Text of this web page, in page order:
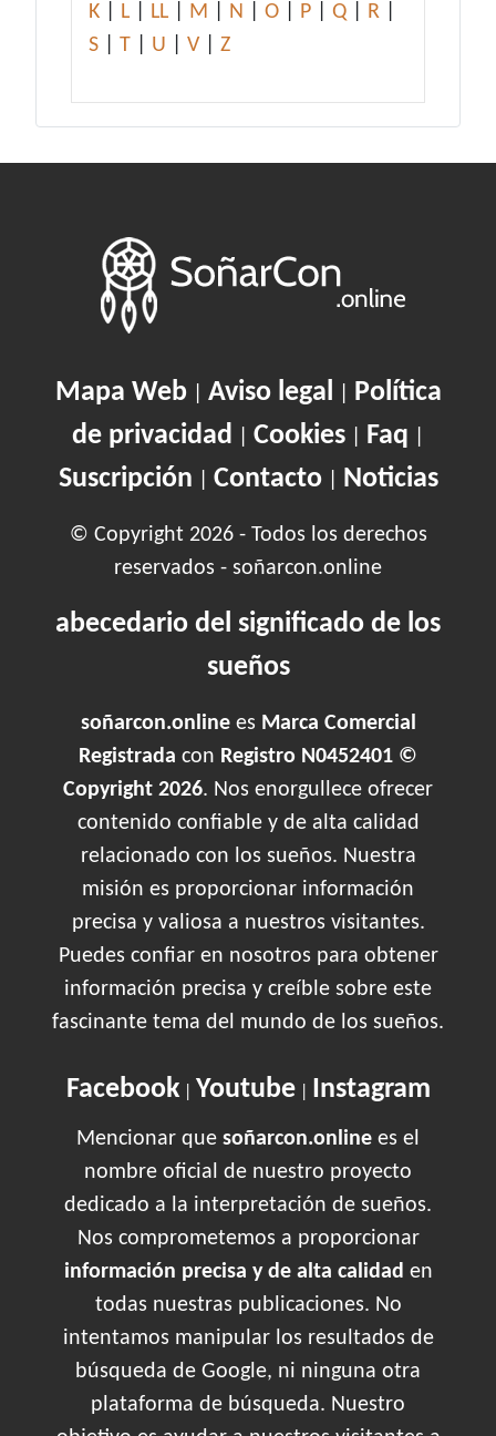
K
L LL M N O P Q R
S
T U V Z
Mapa Web| Aviso legal
Política
de privacidad
Cookies Faq
Suscripción Contacto| Noticias
© Copyright 2026 - Todos los derechos
reservados - soñarcon.online
abecedario del significado de los
sueños
soñarcon.onlinees Marca Comercial
Registrada con Registro N0452401 ©
Copyright 2026. Nos enorgullece ofrecer
contenido confiable y de alta calidad
relacionado con los sueños. Nuestra
misión es proporcionar información
precisa y valiosa a nuestros visitantes.
Puedes confiar en nosotros para obtener
información precisa y creíble sobre este
fascinante tema del mundo de los sueños.
Facebook| Youtube| Instagram
Mencionar que soñarcon.online es el
nombre oficial de nuestro proyecto
dedicado a la interpretación de sueños.
Nos comprometemos a proporcionar
información precisa y de alta calidad en
todas nuestras publicaciones. No
intentamos manipular los resultados de
búsqueda de Google, ni ninguna otra
plataforma de búsqueda. Nuestro